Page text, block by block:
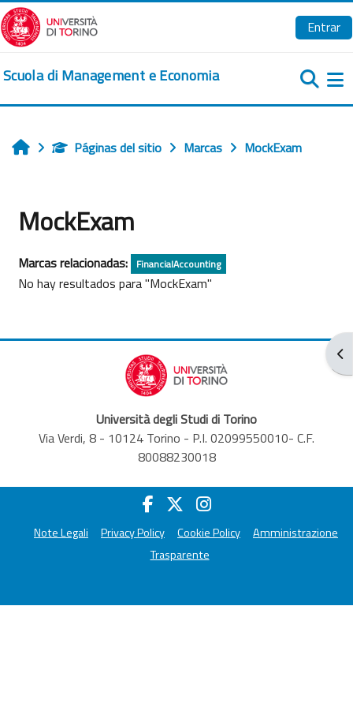
Salta al contenido principal
Entrar
Scuola di Management e Economia
InicioPáginas del sitio Marcas MockExam
MockExam
Marcas relacionadas: FinancialAccounting
No hay resultados para "MockExam"
Università degli Studi di Torino
Via Verdi, 8 - 10124 Torino - P.I. 02099550010- C.F.
80088230018
Note Legali Privacy Policy Cookie Policy
Amministrazione
Trasparente